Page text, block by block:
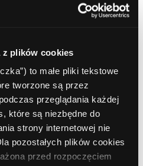
plików cookies
to małe pliki tekstowe
tworzone są przez
przeglądania każdej
które są niezbędne do
strony internetowej nie
pozostałych plików cookies
przed rozpoczęciem